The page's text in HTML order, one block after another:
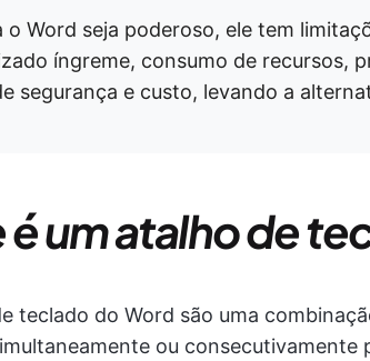
o Word seja poderoso, ele tem
íngreme, consumo de recursos,
segurança e custo, levando a
é um atalho de
teclado do Word são uma
ou consecutivamente